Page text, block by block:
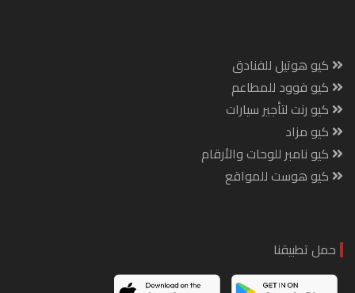
كيو هوتيل للفنادق
كيو فوود للمطاعم
كيو رنت لتأجير سيارات
كيو مزاد
كيو نامبر للوحات والأرقام
كيو هوست للمواقع
حمل تطبيقنا